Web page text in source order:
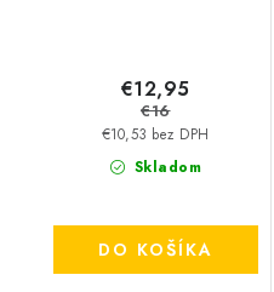
Skladom
€10,53 bez DPH
€12,95
€16
DO KOŠÍKA